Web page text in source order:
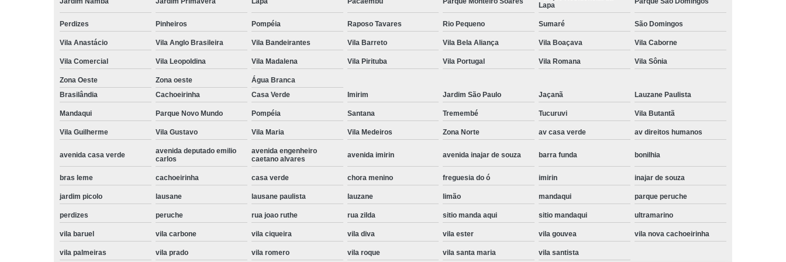
Instalação de Maquina de Lavar Roupa
Instalação de Maquina de Lavar Samsung
Instalação Eletrica Maquina de Lavar Roupa
Instalação Maquina de Lavar Roupa
Instalação Maquina de Lavar Samsung
Instalação Maquina Lavar e Seca
Instalar Maquina Lavar Roupa
Maquina de Lavar Roupa Instalação
Samsung Instalação Maquina de Lavar
Instalação de Lava e Seca
Instalação de Lava e Seca Samsung
Instalação de Maquina Lava e Seca
Instalação Lava e Seca
Instalação Lava e Seca Samsung
Instalação Lava Seca
Instalação Maquina Lava e Seca
Instalação Maquina Lava e Seca Samsung
Instalação Samsung Lava e Seca
Lava e Seca Instalação
Lava e Seca Samsung Instalação
Samsung Instalação Lava e Seca
Manutenção de Fogão
Manutenção de Fogão a Gas
Manutenção de Fogão Cooktop
Manutenção de Fogão Electrolux
Manutenção em Fogão
Lapa
Perdizes Pinheiros Pompéia Raposo Tavares Rio Pequeno Sumaré São Domingos
Vila Anastácio Vila Anglo Brasileira Vila Bandeirantes Vila Barreto Vila Bela Aliança Vila Boaçava Vila Caborne
Vila Comercial Vila Leopoldina Vila Madalena Vila Pirituba Vila Portugal Vila Romana Vila Sônia
Zona Oeste Zona oeste
Água Branca
Brasilândia
Cachoeirinha Casa Verde Imirim Jardim São Paulo Jaçanã Lauzane Paulista
Mandaqui Parque Novo Mundo Pompéia Santana Tremembé Tucuruvi Vila Butantã
Vila Guilherme Vila Gustavo Vila Maria Vila Medeiros Zona Norte av casa verde av direitos humanos
avenida casa verde
avenida deputado emilio
carlos
avenida engenheiro
caetano alvares
avenida imirin avenida inajar de souza barra funda bonilhia
bras leme cachoeirinha casa verde chora menino freguesia do ó imirin inajar de souza
jardim picolo lausane lausane paulista lauzane limão mandaqui parque peruche
perdizes peruche rua joao ruthe rua zilda sitio manda aqui sitio mandaqui ultramarino
vila baruel vila carbone vila ciqueira vila diva vila ester vila gouvea vila nova cachoeirinha
vila palmeiras vila prado vila romero vila roque vila santa maria vila santista